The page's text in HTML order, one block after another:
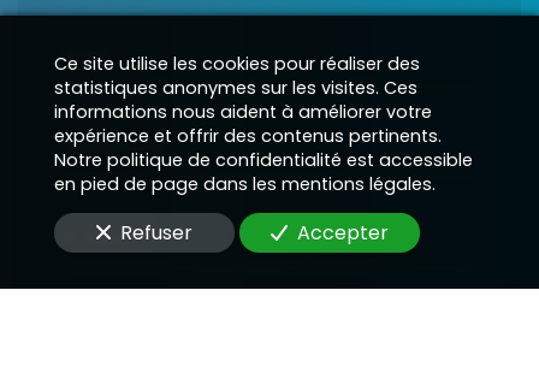
Nom
Téléphone
E-Mail
Ce site utilise les cookies pour réaliser des
statistiques anonymes sur les visites. Ces
informations nous aident à améliorer votre
expérience et offrir des contenus pertinents.
Notre politique de confidentialité est accessible
en pied de page dans les mentions légales.
Refuser Accepter